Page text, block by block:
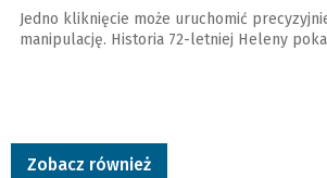
Jedno kliknięcie może uruchomić
manipulację. Historia 72-letniej Heleny
Zobacz również